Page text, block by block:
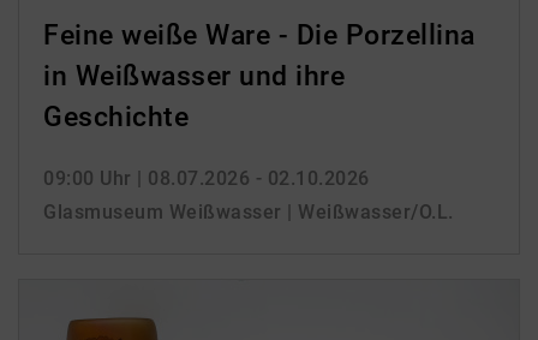
Feine weiße Ware - Die Porzellina
in Weißwasser und ihre
Geschichte
09:00 Uhr | 08.07.2026 - 02.10.2026
Glasmuseum Weißwasser | Weißwasser/O.L.